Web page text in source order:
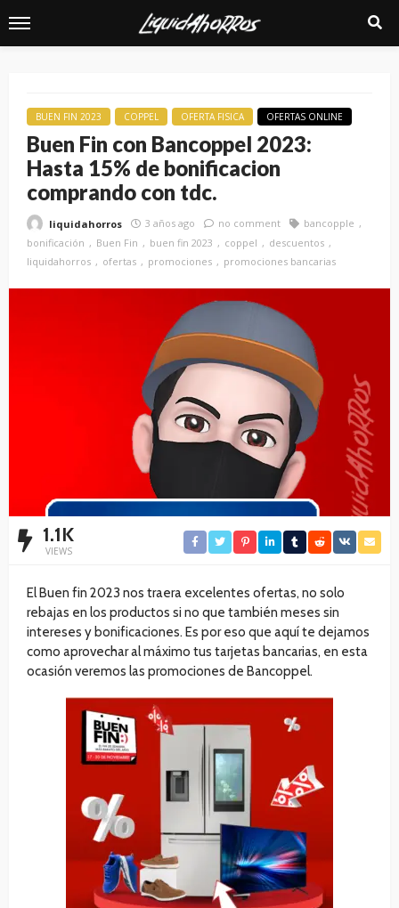
BUEN FIN 2023 COPPEL OFERTA FISICA OFERTAS ONLINE
Buen Fin con Bancoppel 2023:
Hasta 15% de bonificacion
comprando con tdc.
liquidahorros 3 años ago no comment
bancopple
bonificación
Buen Fin buen fin 2023 coppel
descuentos
liquidahorros
ofertas promociones promociones bancarias
1.1K
VIEWS
El Buen fin 2023 nos traera excelentes ofertas, no solo
rebajas en los productos si no que también meses sin
intereses y bonificaciones. Es por eso que aquí te dejamos
como aprovechar al máximo tus tarjetas bancarias, en esta
ocasión veremos las promociones de Bancoppel.